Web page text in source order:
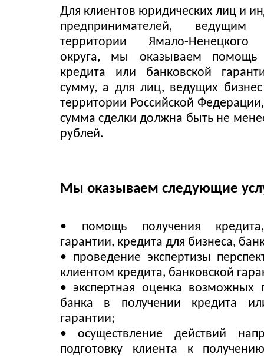
Для клиентов юридических лиц и
предпринимателей,
территории Ямало-Ненецкого
округа, мы оказываем помощь
кредита или банковской
сумму, а для лиц, ведущих
территории Российской
сумма сделки должна быть не
рублей.
Мы оказываем следующие
• помощь получения
гарантии, кредита для бизнеса,
• проведение экспертизы
клиентом кредита, банковской
• экспертная оценка возможных
банка в получении кредита
гарантии;
• осуществление действий
подготовку клиента к